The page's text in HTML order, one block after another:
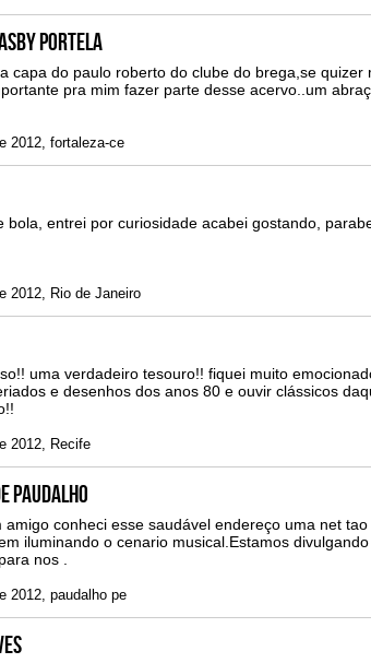
portela
capa do paulo roberto do clube do brega,se quizer
pra mim fazer parte desse acervo..um
2012, fortaleza-ce
bola, entrei por curiosidade acabei gostando,
2012, Rio de Janeiro
uma verdadeiro tesouro!! fiquei muito
e desenhos dos anos 80 e ouvir clássicos
2012, Recife
paudalho
amigo conheci esse saudável endereço uma net
iluminando o cenario musical.Estamos
nos .
2012, paudalho pe